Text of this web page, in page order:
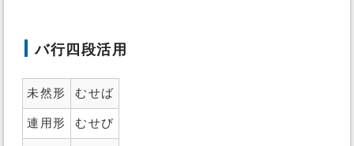
バ行四段活用
未然形 むせば
連用形 むせび